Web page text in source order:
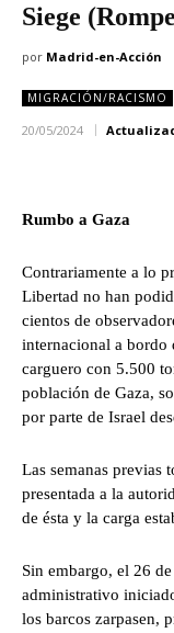
Siege
por Madrid-en-Acción
MIGRACIÓN/RACISMO
20/05/2024
Rumbo a Gaza
Contrariamente a lo
Libertad no han
cientos de
internacional a bordo
carguero con 5.500
población de Gaza,
por parte de Israel
Las semanas previas
presentada a la
de ésta y la carga
Sin embargo, el 26
administrativo
los barcos zarpasen,